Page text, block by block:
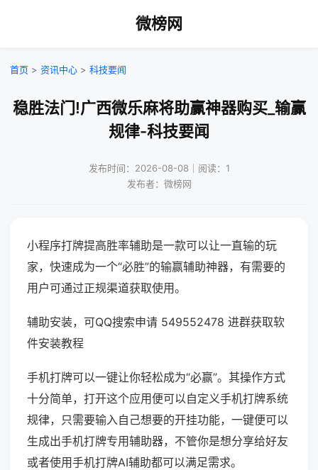
微榜网
首页 > 资讯中心 > 科技要闻
稳胜法门!广西微乐麻将助赢神器购买_输赢
规律-科技要闻
发布时间：2026-08-08｜阅读：1
发布者：微榜网
小程序打牌提高胜率辅助是一款可以让一直输的玩
家，快速成为一个“必胜”的输赢辅助神器，有需要的
用户可通过正规渠道获取使用。
辅助安装，可QQ搜索申请 549552478 进群获取软
件安装教程
手机打牌可以一键让你轻松成为“必赢”。其操作方式
十分简单，打开这个应用便可以自定义手机打牌系统
规律，只需要输入自己想要的开挂功能，一键便可以
生成出手机打牌专用辅助器，不管你是想分享给好友
或者使用手机打牌AI辅助都可以满足需求。